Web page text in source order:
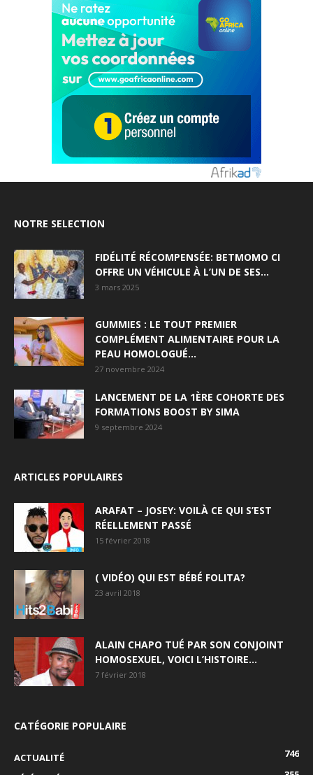
NOTRE SELECTION
FIDÉLITÉ RÉCOMPENSÉE: BETMOMO CI
OFFRE UN VÉHICULE À L’UN DE SES...
3 mars 2025
GUMMIES : LE TOUT PREMIER
COMPLÉMENT ALIMENTAIRE POUR LA
PEAU HOMOLOGUÉ...
27 novembre 2024
LANCEMENT DE LA 1ÈRE COHORTE DES
FORMATIONS BOOST BY SIMA
9 septembre 2024
ARTICLES POPULAIRES
ARAFAT – JOSEY: VOILÀ CE QUI S’EST
RÉELLEMENT PASSÉ
15 février 2018
( VIDÉO) QUI EST BÉBÉ FOLITA?
23 avril 2018
ALAIN CHAPO TUÉ PAR SON CONJOINT
HOMOSEXUEL, VOICI L’HISTOIRE…
7 février 2018
CATÉGORIE POPULAIRE
ACTUALITÉ
746